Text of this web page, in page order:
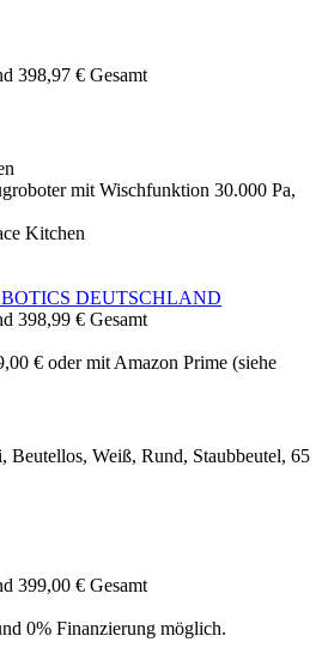
398,97 € Gesamt
mit Wischfunktion 30.000 Pa,
DEUTSCHLAND
398,99 € Gesamt
€ oder mit Amazon Prime (siehe
Beutellos, Weiß, Rund, Staubbeutel, 65
399,00 € Gesamt
0% Finanzierung möglich.